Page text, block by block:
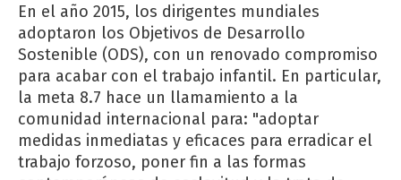
En el año 2015, los dirigentes mundiales
adoptaron los Objetivos de Desarrollo
Sostenible (ODS), con un renovado compromiso
para acabar con el trabajo infantil. En particular,
la meta 8.7 hace un llamamiento a la
comunidad internacional para: "adoptar
medidas inmediatas y eficaces para erradicar el
trabajo forzoso, poner fin a las formas